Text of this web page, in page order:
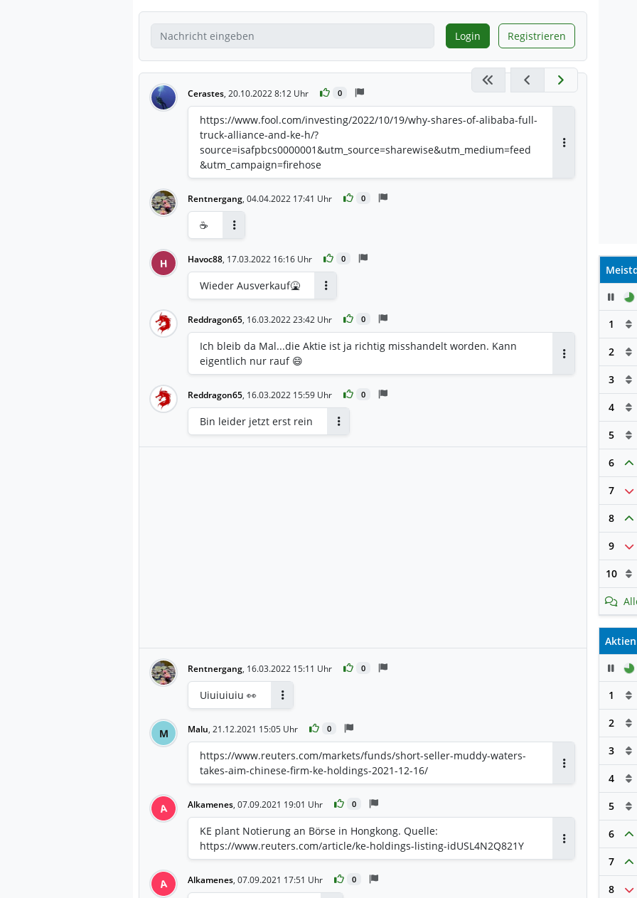
Login Registrieren
Cerastes, 20.10.2022 8:12 Uhr 0
https://www.fool.com/investing/2022/10/19/why-shares-of-alibaba-full-
truck-alliance-and-ke-h/?
source=isafpbcs0000001&utm_source=sharewise&utm_medium=feed
&utm_campaign=firehose
Rentnergang, 04.04.2022 17:41 Uhr 0
☕
H Havoc88, 17.03.2022 16:16 Uhr 0
Wieder Ausverkauf🤮
Reddragon65, 16.03.2022 23:42 Uhr 0
Ich bleib da Mal...die Aktie ist ja richtig misshandelt worden. Kann
eigentlich nur rauf 😄
Antworten
Reddragon65, 16.03.2022 15:59 Uhr 0
Bin leider jetzt erst rein
Rentnergang, 16.03.2022 15:11 Uhr 0
Uiuiuiuiu 👀
M Malu, 21.12.2021 15:05 Uhr 0
https://www.reuters.com/markets/funds/short-seller-muddy-waters-
takes-aim-chinese-firm-ke-holdings-2021-12-16/
A Alkamenes, 07.09.2021 19:01 Uhr 0
KE plant Notierung an Börse in Hongkong. Quelle:
https://www.reuters.com/article/ke-holdings-listing-idUSL4N2Q821Y
Antworten
A Alkamenes, 07.09.2021 17:51 Uhr 0
1
2
3
4
5
6
7
8
9
10
Aktien
1
2
3
4
5
6
7
8